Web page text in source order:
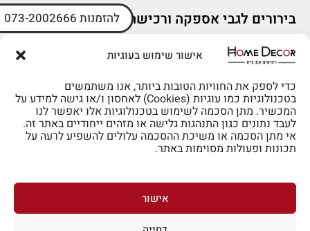
אישור שימוש בעוגיות
כדי לספק את החוויות הטובות ביותר, אנו משתמשים
בטכנולוגיות כמו עוגיות (Cookies) לאחסון ו/או גישה למידע על
המכשיר. מתן הסכמה לשימוש בטכנולוגיות אלו יאפשר לנו
לעבד נתונים כגון התנהגות גלישה או מזהים ייחודיים באתר זה.
אי מתן הסכמה או משיכת ההסכמה עלולים להשפיע לרעה על
תכונות ופעולות מסוימות באתר.
אישור
להזמנות 073-2002666 בירורים לגבי אספקה ורכישה
בירור לגבי אספקה -ניתן לפנות למייל:
sigal@home-decor.co.il
פניות לפני רכישה – ניתן לפנות למייל: omer@home-
decor.co.il
לרכישה טלפונית: 073-2002666